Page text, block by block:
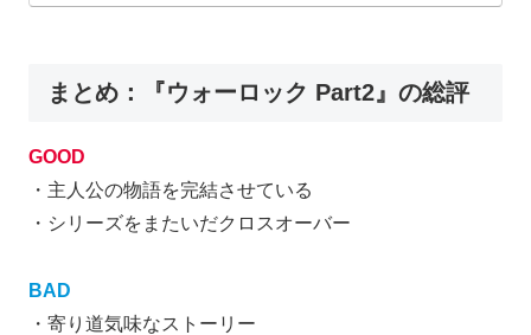
まとめ：『ウォーロック Part2』の総評
GOOD
・主人公の物語を完結させている
・シリーズをまたいだクロスオーバー
BAD
・寄り道気味なストーリー